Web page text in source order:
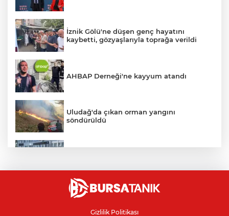
İznik Gölü'ne düşen genç hayatını
kaybetti, gözyaşlarıyla toprağa verildi
AHBAP Derneği'ne kayyum atandı
Uludağ'da çıkan orman yangını
söndürüldü
Avcılar Belediye Başkanı hakkında
tahliye kararı
Gizlilik Politikası